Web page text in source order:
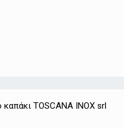
TOSCANA INOX srl